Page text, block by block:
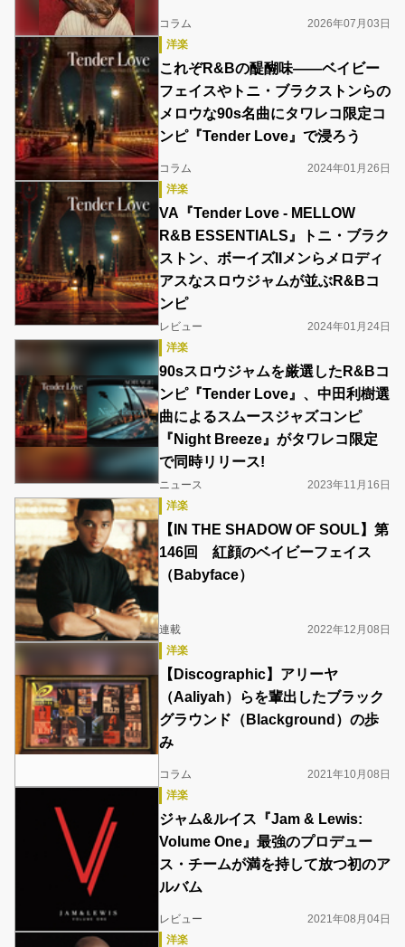
コラム
2026年07月03日
洋楽
これぞR&Bの醍醐味――ベイビー
フェイスやトニ・ブラクストンらの
メロウな90s名曲にタワレコ限定コ
ンピ『Tender Love』で浸ろう
コラム
2024年01月26日
洋楽
VA『Tender Love - MELLOW
R&B ESSENTIALS』トニ・ブラク
ストン、ボーイズIIメンらメロディ
アスなスロウジャムが並ぶR&Bコ
ンピ
レビュー
2024年01月24日
洋楽
90sスロウジャムを厳選したR&Bコ
ンピ『Tender Love』、中田利樹選
曲によるスムースジャズコンピ
『Night Breeze』がタワレコ限定
で同時リリース!
ニュース
2023年11月16日
洋楽
【IN THE SHADOW OF SOUL】第
146回 紅顔のベイビーフェイス
（Babyface）
連載
2022年12月08日
洋楽
【Discographic】アリーヤ
（Aaliyah）らを輩出したブラック
グラウンド（Blackground）の歩
み
コラム
2021年10月08日
洋楽
ジャム&ルイス『Jam & Lewis:
Volume One』最強のプロデュー
ス・チームが満を持して放つ初のア
ルバム
レビュー
2021年08月04日
洋楽